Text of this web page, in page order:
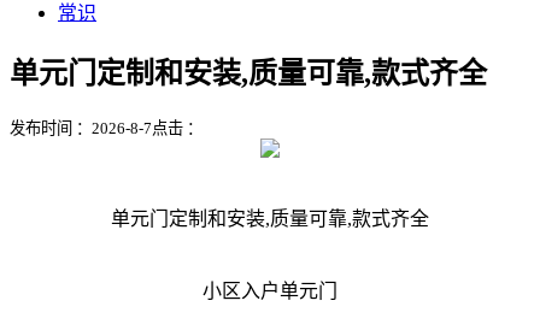
常识
单元门定制和安装,质量可靠,款式齐全
发布时间 ：2026-8-7 点击 ：
单元门定制和安装,质量可靠,款式齐全
小区入户单元门